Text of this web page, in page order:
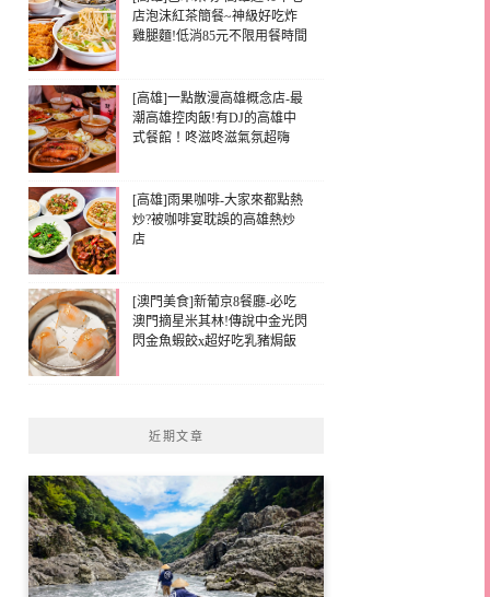
店泡沫紅茶簡餐~神級好吃炸
雞腿麵!低消85元不限用餐時間
[高雄]一點散漫高雄概念店-最
潮高雄控肉飯!有DJ的高雄中
式餐館！咚滋咚滋氣氛超嗨
[高雄]雨果咖啡-大家來都點熱
炒?被咖啡宴耽誤的高雄熱炒
店
[澳門美食]新葡京8餐廳-必吃
澳門摘星米其林!傳說中金光閃
閃金魚蝦餃x超好吃乳豬焗飯
近期文章